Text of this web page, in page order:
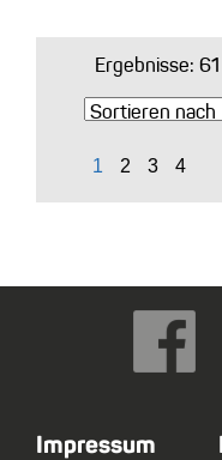
Ergebnisse: 61
Impressum